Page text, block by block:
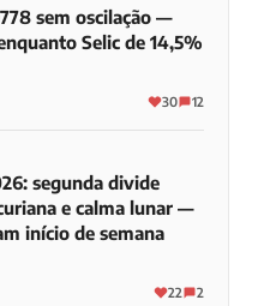
sem oscilação —
Selic de 14,5%
30 12
segunda divide
e calma lunar —
início de semana
22 2